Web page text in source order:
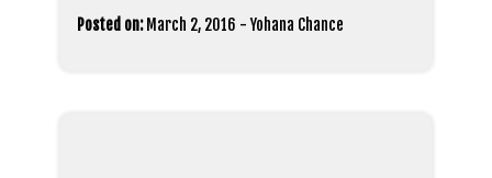
Posted on: March 2, 2016 -Yohana Chance